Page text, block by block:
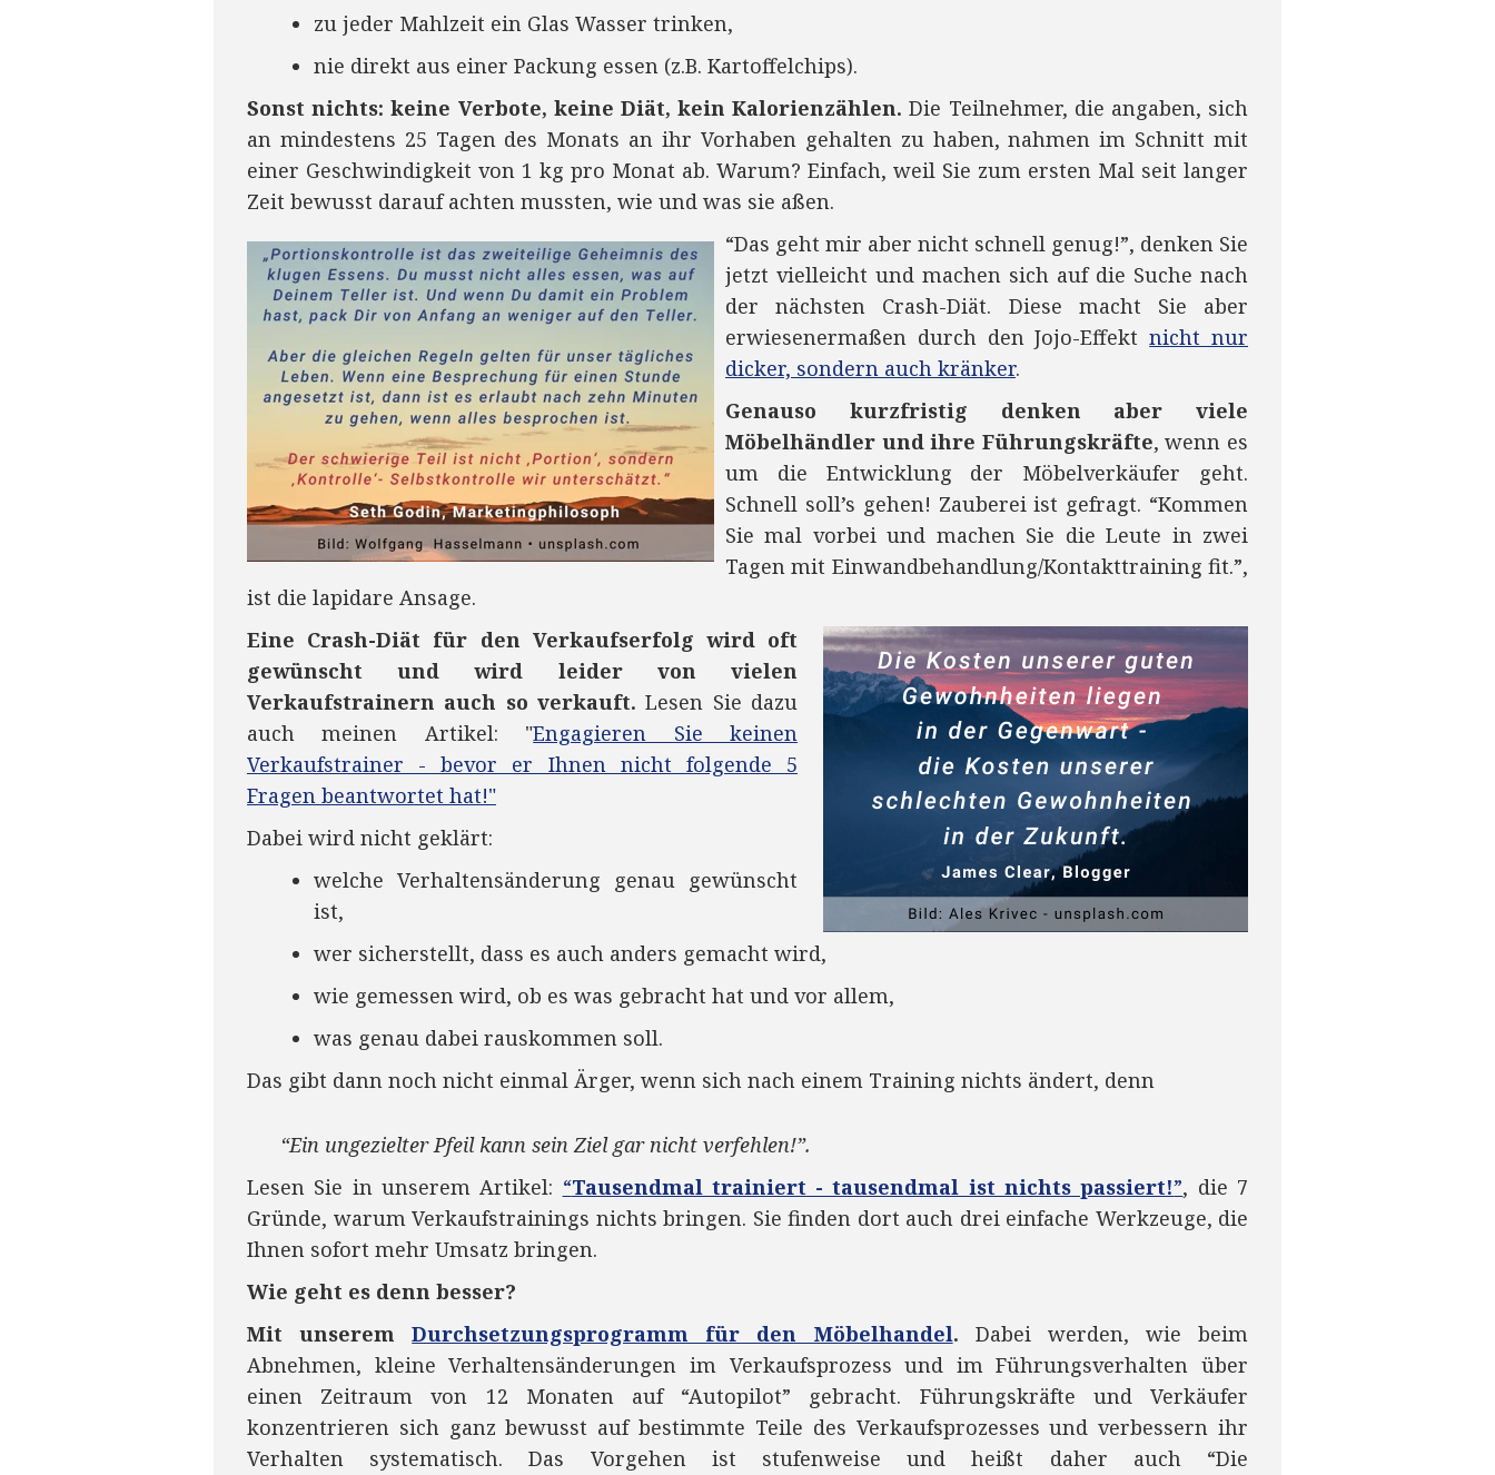
zu jeder Mahlzeit ein Glas Wasser trinken,
nie direkt aus einer Packung essen (z.B. Kartoffelchips).
Sonst nichts: keine Verbote, keine Diät, kein Kalorienzählen. Die Teilnehmer, die angaben, sich
an mindestens 25 Tagen des Monats an ihr Vorhaben gehalten zu haben, nahmen im Schnitt mit
einer Geschwindigkeit von 1 kg pro Monat ab. Warum? Einfach, weil Sie zum ersten Mal seit langer
Zeit bewusst darauf achten mussten, wie und was sie aßen.
“Das geht mir aber nicht schnell genug!”, denken Sie
jetzt vielleicht und machen sich auf die Suche nach
der nächsten Crash-Diät. Diese macht Sie aber
erwiesenermaßen durch den Jojo-Effektnicht nur
dicker, sondern auch kränker.
Genauso kurzfristig denken aber viele
Möbelhändler und ihre Führungskräfte, wenn es
um die Entwicklung der Möbelverkäufer geht.
Schnell soll’s gehen! Zauberei ist gefragt. “Kommen
Sie mal vorbei und machen Sie die Leute in zwei
Tagen mit Einwandbehandlung/Kontakttraining fit.”,
ist die lapidare Ansage.
Eine Crash-Diät für den Verkaufserfolg wird oft
gewünscht und wird leider von vielen
Verkaufstrainern auch so verkauft.Lesen Sie dazu
auch meinen Artikel: "Engagieren Sie keinen
Verkaufstrainer - bevor er Ihnen nicht folgende 5
Fragen beantwortet hat!"
Dabei wird nicht geklärt:
welche Verhaltensänderung genau gewünscht
ist,
wer sicherstellt, dass es auch anders gemacht wird,
wie gemessen wird, ob es was gebracht hat und vor allem,
was genau dabei rauskommen soll.
Das gibt dann noch nicht einmal Ärger, wenn sich nach einem Training nichts ändert, denn
“Ein ungezielter Pfeil kann sein Ziel gar nicht verfehlen!”.
Lesen Sie in unserem Artikel: “Tausendmal trainiert - tausendmal ist nichts passiert!”, die 7
Gründe, warum Verkaufstrainings nichts bringen. Sie finden dort auch drei einfache Werkzeuge, die
Ihnen sofort mehr Umsatz bringen.
Wie geht es denn besser?
Mit unseremDurchsetzungsprogramm für den Möbelhandel. Dabei werden, wie beim
Abnehmen, kleine Verhaltensänderungen im Verkaufsprozess und im Führungsverhalten über
einen Zeitraum von 12 Monaten auf “Autopilot” gebracht. Führungskräfte und Verkäufer
konzentrieren sich ganz bewusst auf bestimmte Teile des Verkaufsprozesses und verbessern ihr
Verhalten systematisch. Das Vorgehen ist stufenweise und heißt daher auch “Die